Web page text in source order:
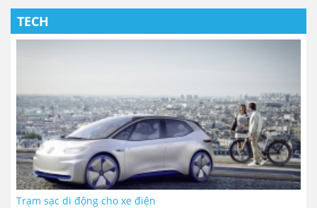
TECH
Trạm sạc di động cho xe điện